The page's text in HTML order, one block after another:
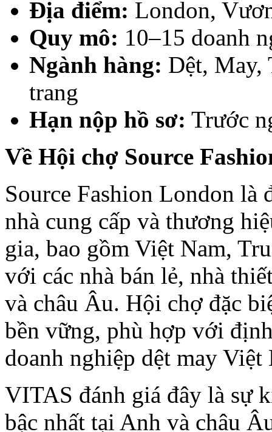
Địa điểm: London,
Quy mô: 10–15 doanh
Ngành hàng: Dệt, May,
trang
Hạn nộp hồ sơ: Trước
Về Hội chợ Source
Source Fashion London là
nhà cung cấp và thương
gia, bao gồm Việt Nam,
với các nhà bán lẻ, nhà
và châu Âu. Hội chợ đặc
bền vững, phù hợp với
doanh nghiệp dệt may
VITAS đánh giá đây là sự
bậc nhất tại Anh và châu